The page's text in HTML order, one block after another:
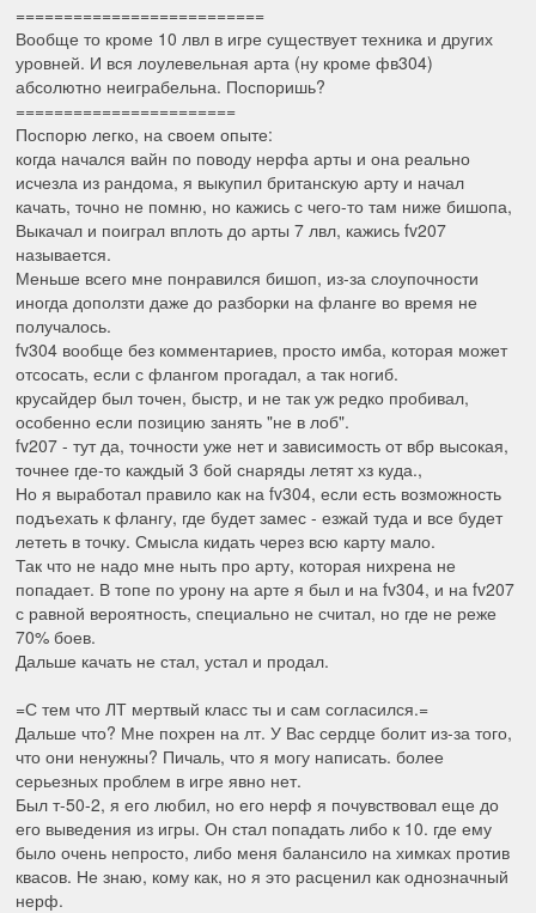
==========================
Вообще то кроме 10 лвл в игре существует техника и других
уровней. И вся лоулевельная арта (ну кроме фв304)
абсолютно неиграбельна. Поспоришь?
=======================
Поспорю легко, на своем опыте:
когда начался вайн по поводу нерфа арты и она реально
исчезла из рандома, я выкупил британскую арту и начал
качать, точно не помню, но кажись с чего-то там ниже бишопа,
Выкачал и поиграл вплоть до арты 7 лвл, кажись fv207
называется.
Меньше всего мне понравился бишоп, из-за слоупочности
иногда доползти даже до разборки на фланге во время не
получалось.
fv304 вообще без комментариев, просто имба, которая может
отсосать, если с флангом прогадал, а так ногиб.
крусайдер был точен, быстр, и не так уж редко пробивал,
особенно если позицию занять "не в лоб".
fv207 - тут да, точности уже нет и зависимость от вбр высокая,
точнее где-то каждый 3 бой снаряды летят хз куда.,
Но я выработал правило как на fv304, если есть возможность
подъехать к флангу, где будет замес - езжай туда и все будет
лететь в точку. Смысла кидать через всю карту мало.
Так что не надо мне ныть про арту, которая нихрена не
попадает. В топе по урону на арте я был и на fv304, и на fv207
с равной вероятность, специально не считал, но где не реже
70% боев.
Дальше качать не стал, устал и продал.
=С тем что ЛТ мертвый класс ты и сам согласился.=
Дальше что? Мне похрен на лт. У Вас сердце болит из-за того,
что они ненужны? Пичаль, что я могу написать. более
серьезных проблем в игре явно нет.
Был т-50-2, я его любил, но его нерф я почувствовал еще до
его выведения из игры. Он стал попадать либо к 10. где ему
было очень непросто, либо меня балансило на химках против
квасов. Не знаю, кому как, но я это расценил как однозначный
нерф.